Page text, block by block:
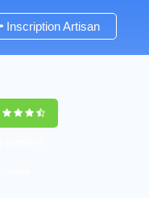
Inscription Artisan